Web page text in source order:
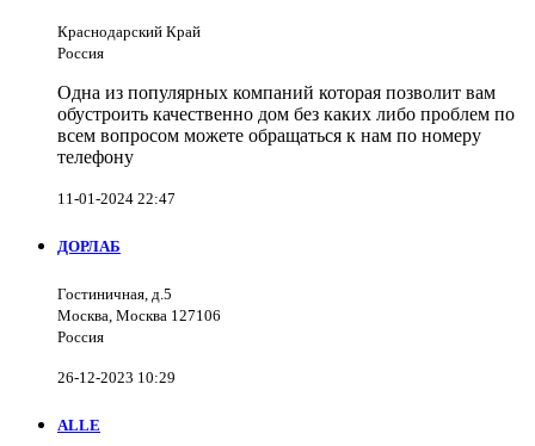
Краснодарский Край
Россия
Одна из популярных компаний которая позволит вам
обустроить качественно дом без каких либо проблем по
всем вопросом можете обращаться к нам по номеру
телефону
11-01-2024 22:47
ДОРЛАБ
Гостиничная, д.5
Москва, Москва 127106
Россия
26-12-2023 10:29
ALLE